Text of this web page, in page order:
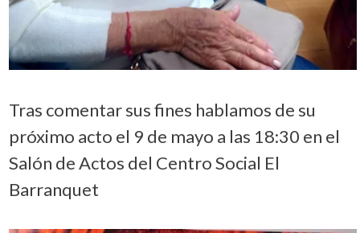
Tras comentar sus fines hablamos de su
próximo acto el 9 de mayo a las 18:30 en el
Salón de Actos del Centro Social El
Barranquet